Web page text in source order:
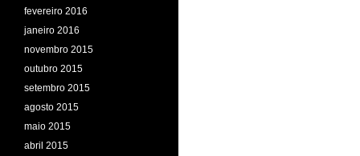
fevereiro 2016
janeiro 2016
novembro 2015
outubro 2015
setembro 2015
agosto 2015
maio 2015
abril 2015